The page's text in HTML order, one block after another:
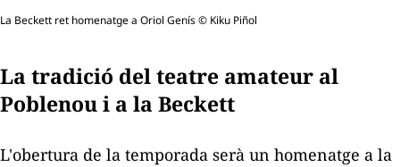
La Beckett ret homenatge a Oriol Genís © Kiku Piñol
La tradició del teatre amateur al
Poblenou i a la Beckett
L'obertura de la temporada serà un homenatge a la